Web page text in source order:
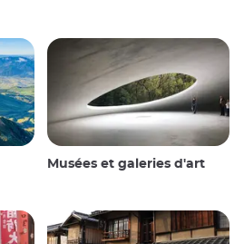
Musées et galeries d'art